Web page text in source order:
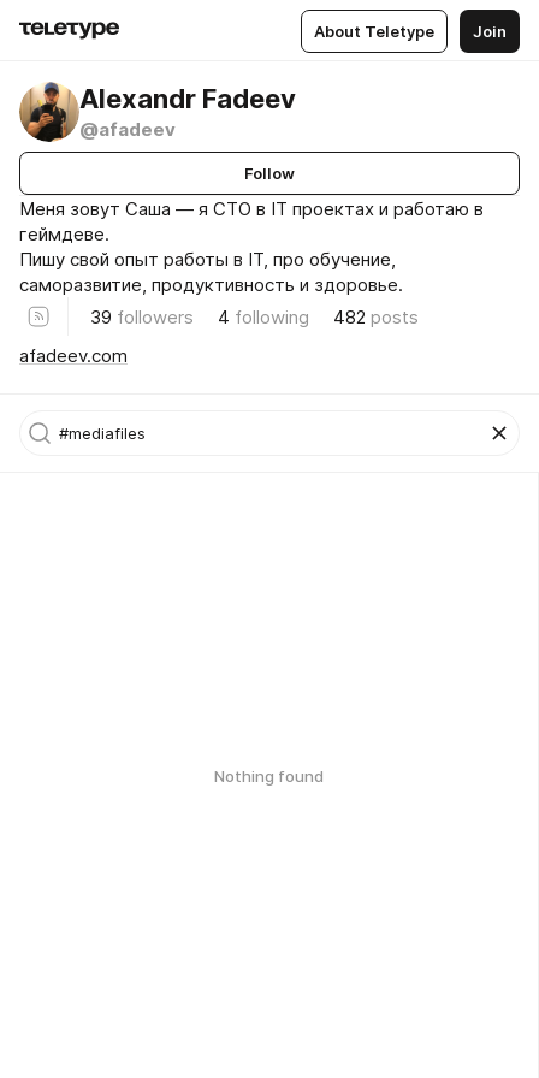
About Teletype Join
Alexandr Fadeev
@afadeev
Follow
Меня зовут Саша — я CTO в IT проектах и работаю в
геймдеве.
Пишу свой опыт работы в IT, про обучение,
саморазвитие, продуктивность и здоровье.
39 followers 4 following 482 posts
afadeev.com
Nothing found